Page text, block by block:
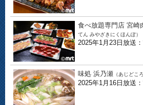
食べ放題専門店 宮崎
てん みやざきにくほんぽ）
2025年1月23日放送
味処 浜乃瀬 （あじどこ
2025年1月16日放送